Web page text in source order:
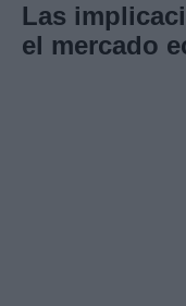
Las
el mercado